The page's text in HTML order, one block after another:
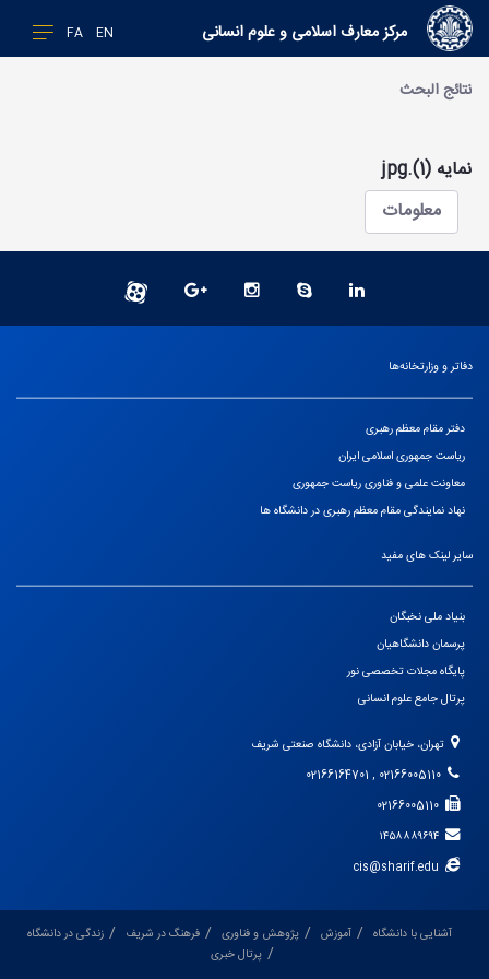
FA EN مرکز معارف اسلامی و علوم انسانی
نتائج البحث
نمایه (1).jpg
معلومات
دفاتر و وزارتخانه‌ها
دفتر مقام معظم رهبری
ریاست جمهوری اسلامی ایران
معاونت علمی و فناوری ریاست جمهوری
نهاد نمایندگی مقام معظم رهبری در دانشگاه ها
سایر لینک های مفید
بنیاد ملی نخبگان
پرسمان دانشگاهیان
پایگاه مجلات تخصصی نور
پرتال جامع علوم انسانی
تهران، خیابان آزادی، دانشگاه صنعتی شریف
02166005110 , 02166164701
02166005110
۱۴۵۸۸۸۹۶۹۴
cis@sharif.edu
آشنایی با دانشگاه آموزش پژوهش و فناوری فرهنگ در شریف
زندگی در دانشگاه
پرتال خبری